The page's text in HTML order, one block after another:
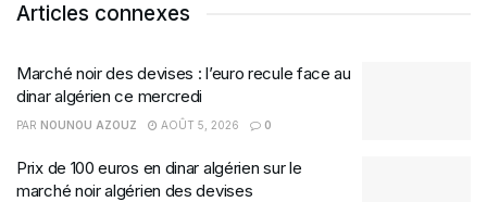
Articles connexes
Marché noir des devises : l’euro recule face au
dinar algérien ce mercredi
PAR NOUNOU AZOUZ AOÛT 5, 2026 0
Prix de 100 euros en dinar algérien sur le
marché noir algérien des devises